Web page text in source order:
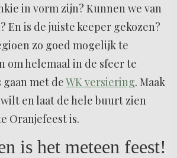
in vorm zijn? Kunnen we van
En is de juiste keeper gekozen?
zo goed mogelijk te
om helemaal in de sfeer te
gaan met deWK versiering. Maak
en laat de hele buurt zien
Oranjefeest is.
is het meteen feest!